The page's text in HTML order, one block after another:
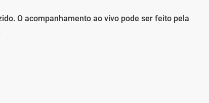
O acompanhamento ao vivo pode ser feito pela